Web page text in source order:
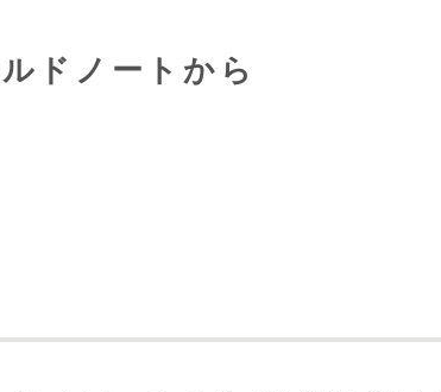
ドノートから